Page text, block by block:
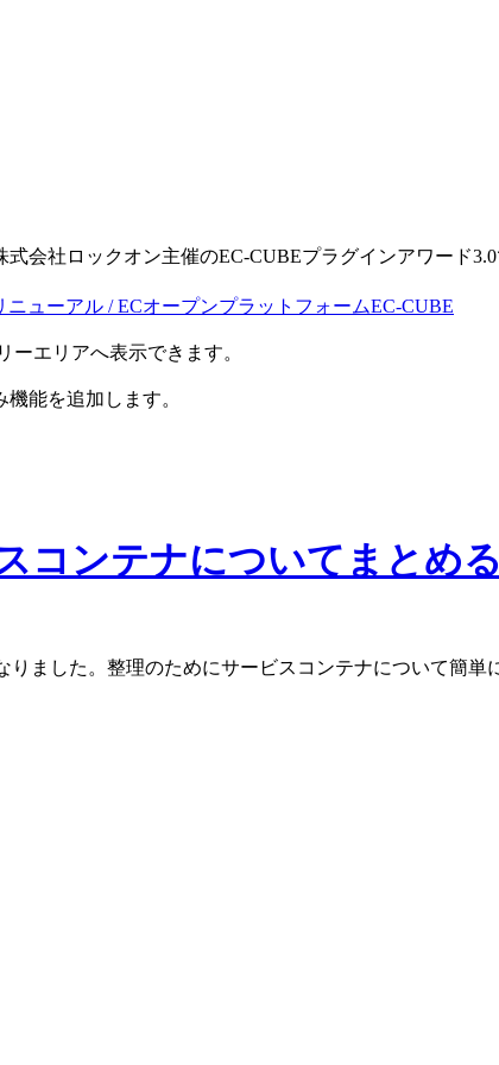
会社ロックオン主催のEC-CUBEプラグインアワード
ューアル / ECオープンプラットフォームEC-CUBE
ーエリアへ表示できます。
能を追加します。
コンテナについてまとめる
ました。整理のためにサービスコンテナについて簡単